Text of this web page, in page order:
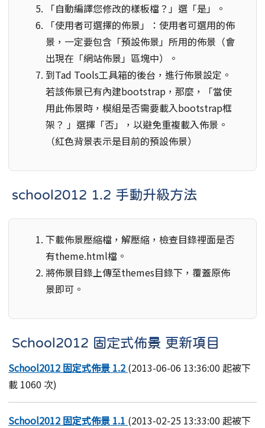
「自動編譯您修改的樣板檔？」選「是」。
「使用者可選擇的佈景」：使用者可選用的佈
景，一定要包含「預設佈景」所用的佈景（會
出現在「網站佈景」區塊中）。
到Tad Tools工具箱的後台，進行佈景設定。
若該佈景已有內建bootstrap，那麼，「當使
用此佈景時，模組是否需要載入bootstrap框
架？ 」選擇「否」，以避免重複載入佈景。
（紅色背景表示是目前的預設佈景）
school2012 1.2 手動升級方法
下載佈景壓縮檔，解壓縮，檢查目錄裡面是否
有theme.html檔。
將佈景目錄上傳至themes目錄下，覆蓋原佈
景即可。
School2012 固定式佈景 更新項目
School2012 固定式佈景 1.2 (2013-06-06 13:36:00 起被下
載 1060 次)
School2012 固定式佈景 1.1 (2013-02-25 13:33:00 起被下